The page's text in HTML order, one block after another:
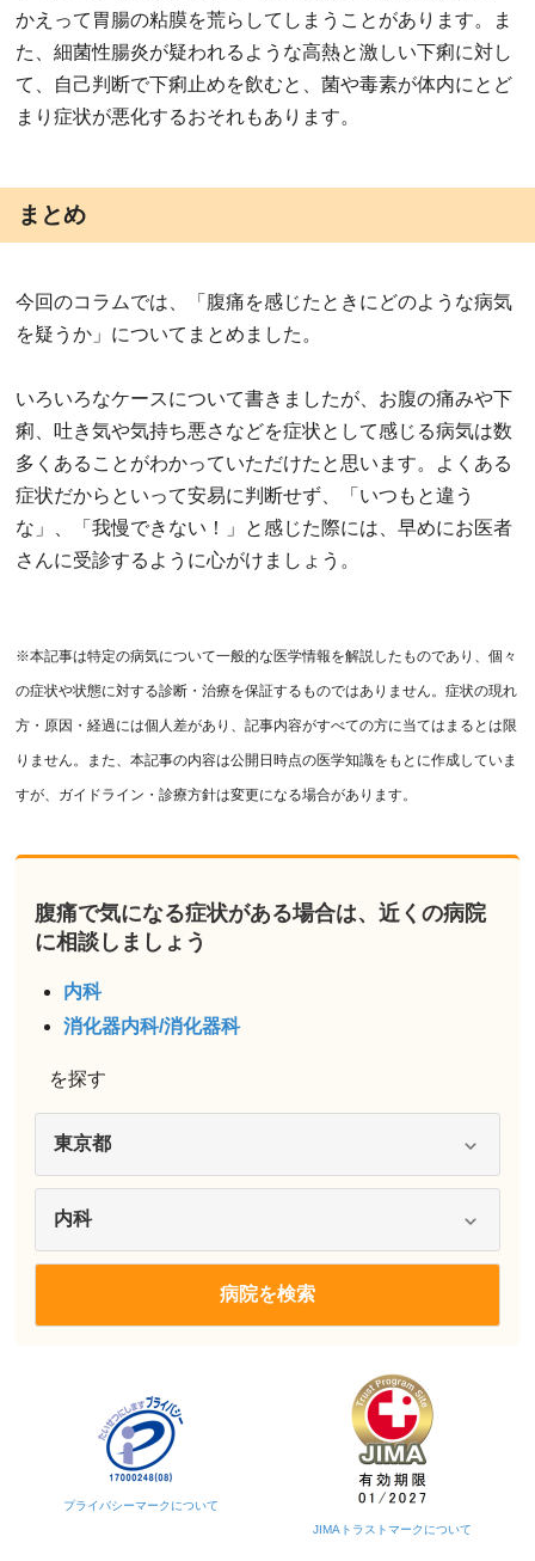
かえって胃腸の粘膜を荒らしてしまうことがあります。ま
た、細菌性腸炎が疑われるような高熱と激しい下痢に対し
て、自己判断で下痢止めを飲むと、菌や毒素が体内にとど
まり症状が悪化するおそれもあります。
まとめ
今回のコラムでは、「腹痛を感じたときにどのような病気
を疑うか」についてまとめました。
いろいろなケースについて書きましたが、お腹の痛みや下
痢、吐き気や気持ち悪さなどを症状として感じる病気は数
多くあることがわかっていただけたと思います。よくある
症状だからといって安易に判断せず、「いつもと違う
な」、「我慢できない！」と感じた際には、早めにお医者
さんに受診するように心がけましょう。
※本記事は特定の病気について一般的な医学情報を解説したものであり、個々
の症状や状態に対する診断・治療を保証するものではありません。症状の現れ
方・原因・経過には個人差があり、記事内容がすべての方に当てはまるとは限
りません。また、本記事の内容は公開日時点の医学知識をもとに作成していま
すが、ガイドライン・診療方針は変更になる場合があります。
腹痛で気になる症状がある場合は、近くの病院
に相談しましょう
内科
消化器内科/消化器科
を探す